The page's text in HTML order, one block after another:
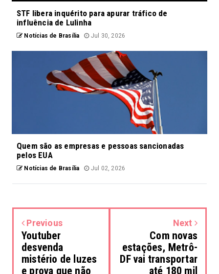
STF libera inquérito para apurar tráfico de
influência de Lulinha
Notícias de Brasília Jul 30, 2026
Quem são as empresas e pessoas sancionadas
pelos EUA
Notícias de Brasília Jul 02, 2026
Previous
Youtuber
desvenda
mistério de luzes
e prova que não
Next
Com novas
estações, Metrô-
DF vai transportar
até 180 mil